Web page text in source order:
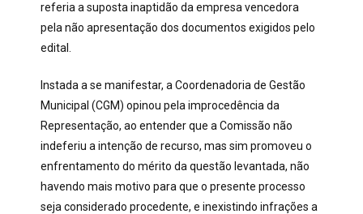
referia a suposta inaptidão da empresa vencedora
pela não apresentação dos documentos exigidos pelo
edital.
Instada a se manifestar, a Coordenadoria de Gestão
Municipal (CGM) opinou pela improcedência da
Representação, ao entender que a Comissão não
indeferiu a intenção de recurso, mas sim promoveu o
enfrentamento do mérito da questão levantada, não
havendo mais motivo para que o presente processo
seja considerado procedente, e inexistindo infrações a